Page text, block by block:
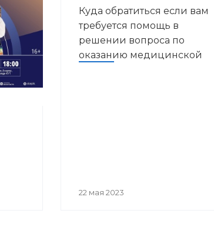
Куда обратиться если вам
требуется помощь в
решении вопроса по
оказанию медицинской
22 мая 2023